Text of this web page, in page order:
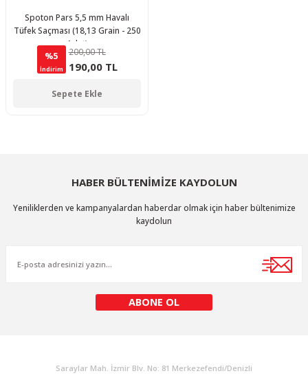
Spoton Pars 5,5 mm Havalı
Tüfek Saçması (18,13 Grain - 250
Adet)
%5
İndirim
200,00 TL
190,00 TL
Sepete Ekle
HABER BÜLTENİMİZE KAYDOLUN
Yeniliklerden ve kampanyalardan haberdar olmak için haber bültenimize
kaydolun
ABONE OL
Saraylar Mah. İzmir Blv. No: 81 Merkezefendi/Denizli